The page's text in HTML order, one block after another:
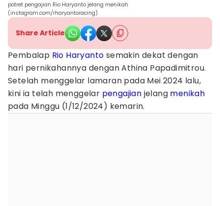
potret pengajian Rio Haryanto jelang menikah
(instagram.com/rharyantoracing)
Share Article
Pembalap Rio Haryanto semakin dekat dengan
hari pernikahannya dengan Athina Papadimitrou.
Setelah menggelar lamaran pada Mei 2024 lalu,
kini ia telah menggelar pengajian jelang menikah
pada Minggu (1/12/2024) kemarin.